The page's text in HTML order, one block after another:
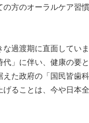
方のオーラルケア習
過渡期に直面してい
」に伴い、健康の要
た政府の「国民皆歯
ることは、今や日本